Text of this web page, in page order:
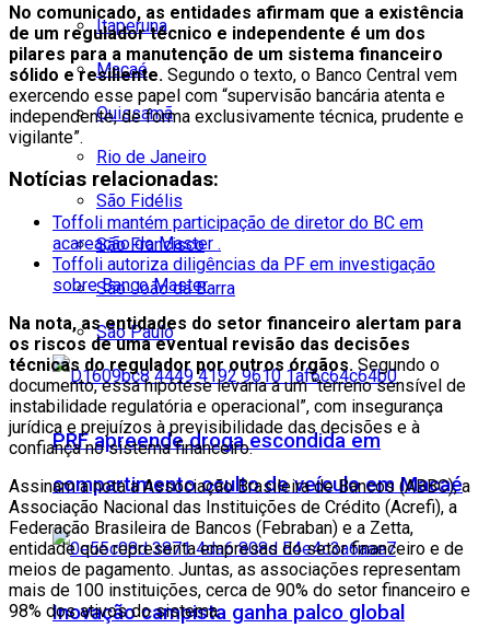
Itaperuna
Macaé
Quissamã
Rio de Janeiro
São Fidélis
São Francisco
São João da Barra
São Paulo
PRF apreende droga escondida em
compartimento oculto de veículo em Macaé
Inovação campista ganha palco global
No comunicado, as entidades afirmam que a existência
de um regulador técnico e independente é um dos
pilares para a manutenção de um sistema financeiro
sólido e resiliente. Segundo o texto, o Banco Central vem
exercendo esse papel com “supervisão bancária atenta e
independente, de forma exclusivamente técnica, prudente e
vigilante”.
Notícias relacionadas:
Toffoli mantém participação de diretor do BC em
acareação do Master .
Toffoli autoriza diligências da PF em investigação
sobre Banco Master.
Na nota, as entidades do setor financeiro alertam para
os riscos de uma eventual revisão das decisões
técnicas do regulador por outros órgãos. Segundo o
documento, essa hipótese levaria a um “terreno sensível de
instabilidade regulatória e operacional”, com insegurança
jurídica e prejuízos à previsibilidade das decisões e à
confiança no sistema financeiro.
Assinam a nota a Associação Brasileira de Bancos (ABBC), a
Associação Nacional das Instituições de Crédito (Acrefi), a
Federação Brasileira de Bancos (Febraban) e a Zetta,
entidade que representa empresas do setor financeiro e de
meios de pagamento. Juntas, as associações representam
mais de 100 instituições, cerca de 90% do setor financeiro e
98% dos ativos do sistema.